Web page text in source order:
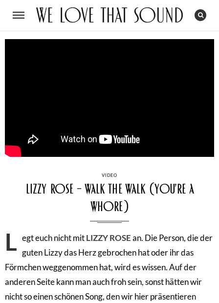
CATEGORIES
VIDEO
Lizzy Rose – Walk the Walk (You’re a
whore)
L egt euch nicht mitLIZZY ROSEan. Die Person, die der
guten Lizzy das Herz gebrochen hat oder ihr das
Förmchen weggenommen hat, wird es wissen. Auf der
anderen Seite kann man auch froh sein, sonst hätten wir
nicht so einen schönen Song, den wir hier präsentieren